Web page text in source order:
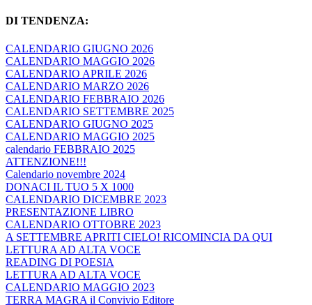
DI TENDENZA:
CALENDARIO GIUGNO 2026
CALENDARIO MAGGIO 2026
CALENDARIO APRILE 2026
CALENDARIO MARZO 2026
CALENDARIO FEBBRAIO 2026
CALENDARIO SETTEMBRE 2025
CALENDARIO GIUGNO 2025
CALENDARIO MAGGIO 2025
calendario FEBBRAIO 2025
ATTENZIONE!!!
Calendario novembre 2024
DONACI IL TUO 5 X 1000
CALENDARIO DICEMBRE 2023
PRESENTAZIONE LIBRO
CALENDARIO OTTOBRE 2023
A SETTEMBRE APRITI CIELO! RICOMINCIA DA QUI
LETTURA AD ALTA VOCE
READING DI POESIA
LETTURA AD ALTA VOCE
CALENDARIO MAGGIO 2023
TERRA MAGRA il Convivio Editore